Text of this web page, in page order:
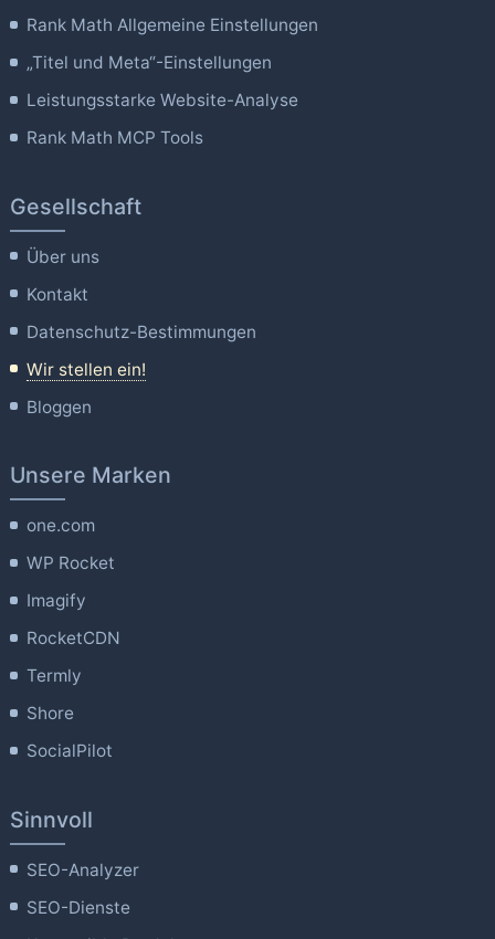
Rank Math Allgemeine Einstellungen
„Titel und Meta“-Einstellungen
Leistungsstarke Website-Analyse
Rank Math MCP Tools
Gesellschaft
Über uns
Kontakt
Datenschutz-Bestimmungen
Wir stellen ein!
Bloggen
Unsere Marken
one.com
WP Rocket
Imagify
RocketCDN
Termly
Shore
SocialPilot
Sinnvoll
SEO-Analyzer
SEO-Dienste